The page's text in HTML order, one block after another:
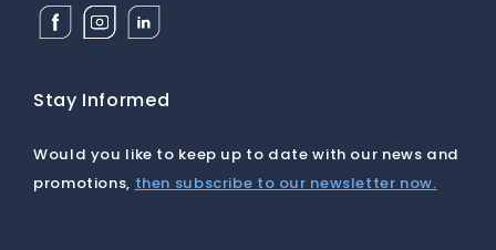
Facebook
Dermat
BV
Instagram
Dermat
BV
Linkedin
Dermat
BV
Stay Informed
Would you like to keep up to date with our news and
promotions, then subscribe to our newsletter now.